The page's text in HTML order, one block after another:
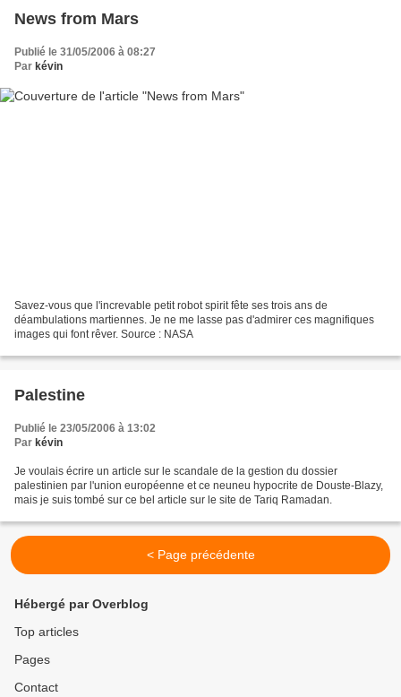
News from Mars
Publié le 31/05/2006 à 08:27
Par kévin
Savez-vous que l'increvable petit robot spirit fête ses trois ans de
déambulations martiennes. Je ne me lasse pas d'admirer ces magnifiques
images qui font rêver. Source : NASA
Palestine
Publié le 23/05/2006 à 13:02
Par kévin
Je voulais écrire un article sur le scandale de la gestion du dossier
palestinien par l'union européenne et ce neuneu hypocrite de Douste-Blazy,
mais je suis tombé sur ce bel article sur le site de Tariq Ramadan.
< Page précédente
Hébergé par Overblog
Top articles
Pages
Contact